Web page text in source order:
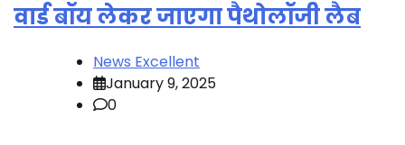
वार्ड बॉय लेकर जाएगा पैथोलॉजी लैब
News Excellent
January 9, 2025
0